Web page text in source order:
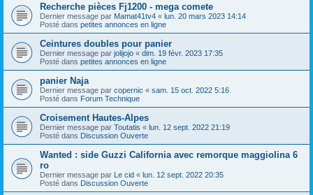
Recherche pièces Fj1200 - mega comete
Dernier message par Mamat41tv4 « lun. 20 mars 2023 14:14
Posté dans petites annonces en ligne
Ceintures doubles pour panier
Dernier message par jolijojo « dim. 19 févr. 2023 17:35
Posté dans petites annonces en ligne
panier Naja
Dernier message par copernic « sam. 15 oct. 2022 5:16
Posté dans Forum Technique
Croisement Hautes-Alpes
Dernier message par Toutatis « lun. 12 sept. 2022 21:19
Posté dans Discussion Ouverte
Wanted : side Guzzi California avec remorque maggiolina 6
ro
Dernier message par Le cid « lun. 12 sept. 2022 20:35
Posté dans Discussion Ouverte